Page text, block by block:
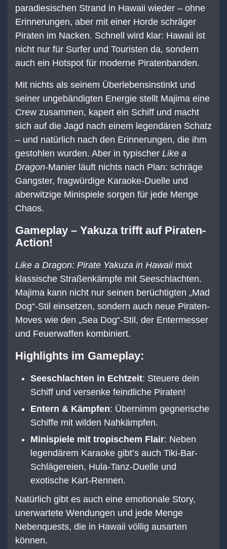
paradiesischen Strand in Hawaii wieder – ohne
Erinnerungen, aber mit einer Horde schräger
Piraten im Nacken. Schnell wird klar: Hawaii ist
nicht nur für Surfer und Touristen da, sondern
auch ein Hotspot für moderne Piratenbanden.
Mit nichts als seinem Überlebensinstinkt und
seiner ungebändigten Energie stellt Majima eine
Crew zusammen, kapert ein Schiff und macht
sich auf die Jagd nach einem legendären Schatz
– und natürlich nach den Erinnerungen, die ihm
gestohlen wurden. Aber in typischer Like a
Dragon-Manier läuft nichts nach Plan: schräge
Gangster, fragwürdige Karaoke-Duelle und
aberwitzige Minispiele sorgen für jede Menge
Chaos.
Gameplay – Yakuza trifft auf Piraten-
Action!
Like a Dragon: Pirate Yakuza in Hawaiimixt
klassische Straßenkämpfe mit Seeschlachten.
Majima kann nicht nur seinen berüchtigten „Mad
Dog“-Stil einsetzen, sondern auch neue Piraten-
Moves wie den „Sea Dog“-Stil, der Entermesser
und Feuerwaffen kombiniert.
Highlights im Gameplay:
Seeschlachten in Echtzeit: Steuere dein
Schiff und versenke feindliche Piraten!
Entern & Kämpfen: Übernimm gegnerische
Schiffe mit wilden Nahkämpfen.
Minispiele mit tropischem Flair: Neben
legendärem Karaoke gibt’s auch Tiki-Bar-
Schlägereien, Hula-Tanz-Duelle und
exotische Kart-Rennen.
Natürlich gibt es auch eine emotionale Story,
unerwartete Wendungen und jede Menge
Nebenquests, die in Hawaii völlig ausarten
können.